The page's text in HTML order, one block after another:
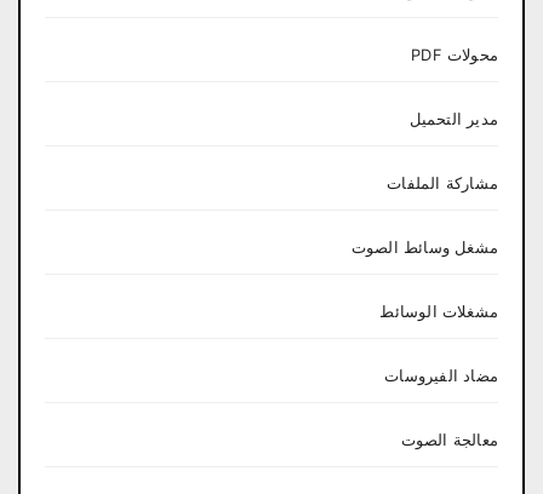
محولات PDF
مدير التحميل
مشاركة الملفات
مشغل وسائط الصوت
مشغلات الوسائط
مضاد الفيروسات
معالجة الصوت